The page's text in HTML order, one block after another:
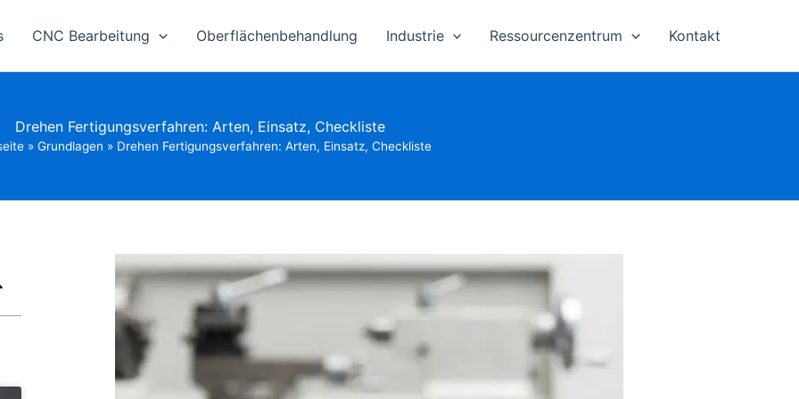
CNC Bearbeitung Oberflächenbehandlung Industrie Ressourcenzentrum Kontakt
Drehen Fertigungsverfahren: Arten, Einsatz, Checkliste
» Grundlagen » Drehen Fertigungsverfahren: Arten, Einsatz, Checkliste